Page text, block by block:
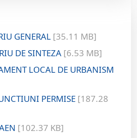
GENERAL [35.11 MB]
DE SINTEZA [6.53 MB]
LOCAL DE URBANISM
PERMISE [187.28
[102.37 KB]